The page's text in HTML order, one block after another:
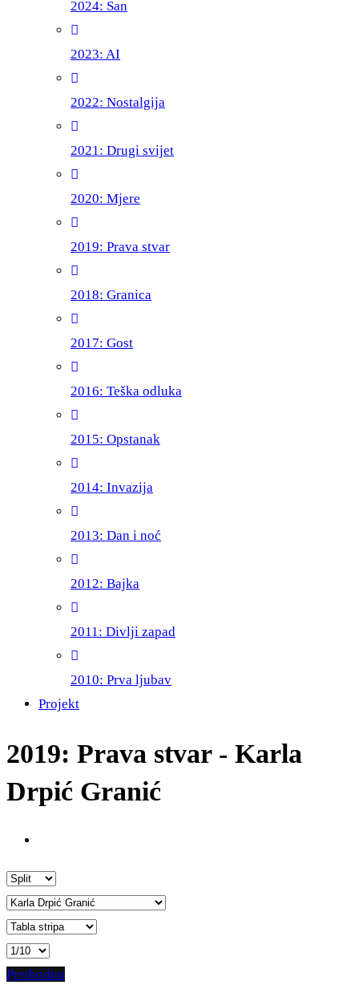
2024: San
2023: AI
2022: Nostalgija
2021: Drugi svijet
2020: Mjere
2019: Prava stvar
2018: Granica
2017: Gost
2016: Teška odluka
2015: Opstanak
2014: Invazija
2013: Dan i noć
2012: Bajka
2011: Divlji zapad
2010: Prva ljubav
Projekt
2019: Prava stvar - Karla
Drpić Granić
Prethodno